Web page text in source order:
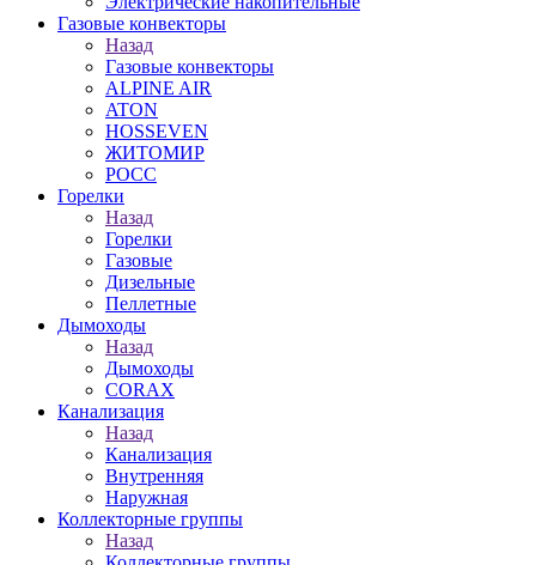
Газовые конвекторы
Назад
Газовые конвекторы
ALPINE AIR
ATON
HOSSEVEN
ЖИТОМИР
РОСС
Горелки
Назад
Горелки
Газовые
Дизельные
Пеллетные
Дымоходы
Назад
Дымоходы
CORAX
Канализация
Назад
Канализация
Внутренняя
Наружная
Коллекторные группы
Назад